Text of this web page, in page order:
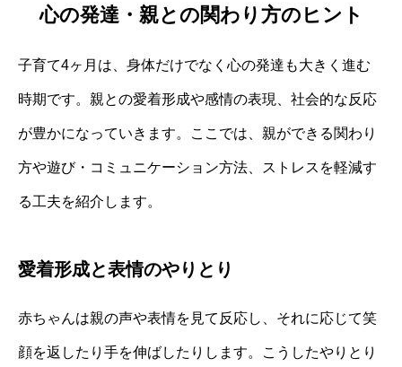
心の発達・親との関わり方のヒント
子育て4ヶ月は、身体だけでなく心の発達も大きく進む
時期です。親との愛着形成や感情の表現、社会的な反応
が豊かになっていきます。ここでは、親ができる関わり
方や遊び・コミュニケーション方法、ストレスを軽減す
る工夫を紹介します。
愛着形成と表情のやりとり
赤ちゃんは親の声や表情を見て反応し、それに応じて笑
顔を返したり手を伸ばしたりします。こうしたやりとり